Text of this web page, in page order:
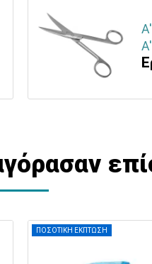
ΠΟΣΟΤΙΚΗ ΕΚΠΤΩΣΗ